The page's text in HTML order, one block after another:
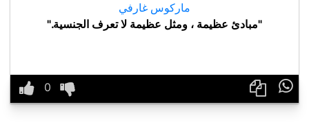
ماركوس غارفي
"مبادئ عظيمة ، ومثل عظيمة لا تعرف الجنسية."
